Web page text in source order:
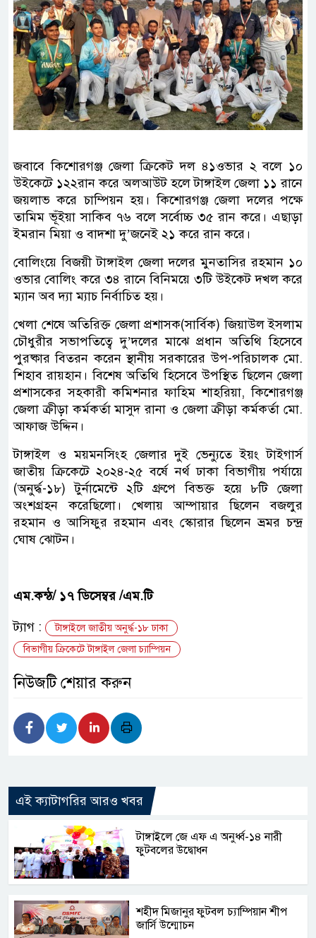
জবাবে কিশোরগঞ্জ জেলা ক্রিকেট দল ৪১ওভার ২ বলে ১০
উইকেটে ১২২রান করে অলআউট হলে টাঙ্গাইল জেলা ১১ রানে
জয়লাভ করে চাম্পিয়ন হয়। কিশোরগঞ্জ জেলা দলের পক্ষে
তামিম ভূঁইয়া সাকিব ৭৬ বলে সর্বোচ্চ ৩৫ রান করে। এছাড়া
ইমরান মিয়া ও বাদশা দু’জনেই ২১ করে রান করে।
বোলিংয়ে বিজয়ী টাঙ্গাইল জেলা দলের মুনতাসির রহমান ১০
ওভার বোলিং করে ৩৪ রানে বিনিময়ে ৩টি উইকেট দখল করে
ম্যান অব দ্যা ম্যাচ নির্বাচিত হয়।
খেলা শেষে অতিরিক্ত জেলা প্রশাসক(সার্বিক) জিয়াউল ইসলাম
চৌধুরীর সভাপতিত্বে দু’দলের মাঝে প্রধান অতিথি হিসেবে
পুরষ্কার বিতরন করেন স্থানীয় সরকারের উপ-পরিচালক মো.
শিহাব রায়হান। বিশেষ অতিথি হিসেবে উপস্থিত ছিলেন জেলা
প্রশাসকের সহকারী কমিশনার ফাহিম শাহরিয়া, কিশোরগঞ্জ
জেলা ক্রীড়া কর্মকর্তা মাসুদ রানা ও জেলা ক্রীড়া কর্মকর্তা মো.
আফাজ উদ্দিন।
টাঙ্গাইল ও ময়মনসিংহ জেলার দুই ভেন্যুতে ইয়ং টাইগার্স
জাতীয় ক্রিকেটে ২০২৪-২৫ বর্ষে নর্থ ঢাকা বিভাগীয় পর্যায়ে
(অনুর্দ্ধ-১৮) টুর্নামেন্টে ২টি গ্রুপে বিভক্ত হয়ে ৮টি জেলা
অংশগ্রহন করেছিলো। খেলায় আম্পায়ার ছিলেন বজলুর
রহমান ও আসিফুর রহমান এবং স্কোরার ছিলেন ভ্রমর চন্দ্র
ঘোষ ঝোটন।
এম.কন্ঠ/ ১৭ ডিসেম্বর /এম.টি
ট্যাগ :
টাঙ্গাইলে জাতীয় অনুর্দ্ধ-১৮ ঢাকা
বিভাগীয় ক্রিকেটে টাঙ্গাইল জেলা চ্যাম্পিয়ন
নিউজটি শেয়ার করুন
এই ক্যাটাগরির আরও খবর
টাঙ্গাইলে জে এফ এ অনুর্ধ্ব-১৪ নারী
ফুটবলের উদ্বোধন
শহীদ মিজানুর ফুটবল চ্যাম্পিয়ান শীপ
জার্সি উন্মোচন